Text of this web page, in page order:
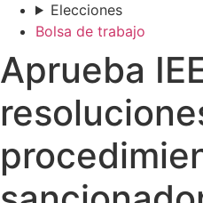
Elecciones
Bolsa de trabajo
Aprueba